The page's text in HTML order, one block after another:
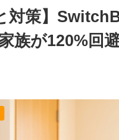
対策】
族が120%回